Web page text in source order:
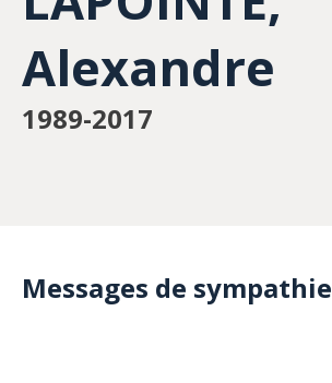
Alexandre
1989-2017
Messages de sympathie